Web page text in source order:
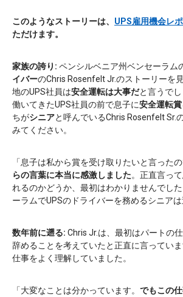
このようなストーリーは、 UPS雇用機会レ
ただけます。
家族の誇り: ペンシルベニア州ベンセーラム
イバーのChris Rosenfelt Jr.のストーリーを
地のUPS社員は安全運転は大事だと言うでし
働いてきたUPS社員の前で息子に安全運転賞
ちがシニアと呼んでいるChris Rosenfelt Sr.
みてください。
「息子は私から賞を受け取りたいと言ったの
らの言葉に本当に感激しました。正直言っ
れるのかどうか、最初はわかりませんでし
ーラムでUPSのドライバーを務めるシニアは
数年前に遡る: Chris Jr.は、最初はパートの
辞めることを考えていたと正直に言ってい
仕事をよく理解していました。
「大変なことは分かっています。 でもこの